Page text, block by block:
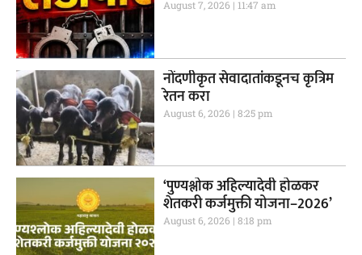
August 7, 2026 11:47 am
नोंदणीकृत सेवादातांकडूनच कृत्रिम
रेतन करा
August 6, 2026 8:25 pm
‘पुण्यश्लोक अहिल्यादेवी होळकर
शेतकरी कर्जमुक्ती योजना–2026’
August 6, 2026 8:18 pm